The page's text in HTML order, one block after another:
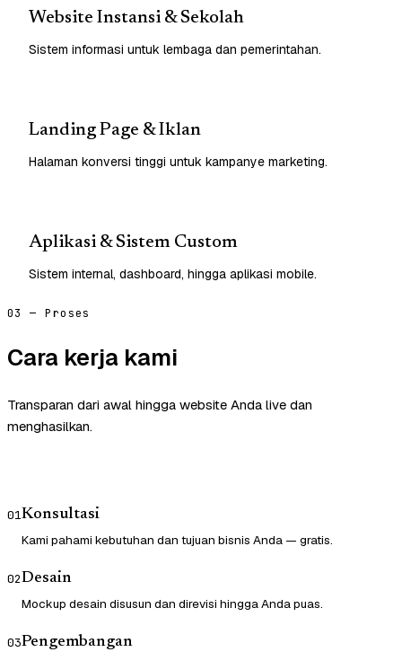
Website Instansi & Sekolah
Sistem informasi untuk lembaga dan pemerintahan.
Landing Page & Iklan
Halaman konversi tinggi untuk kampanye marketing.
Aplikasi & Sistem Custom
Sistem internal, dashboard, hingga aplikasi mobile.
03 — Proses
Cara kerja kami
Transparan dari awal hingga website Anda live dan
menghasilkan.
01Konsultasi
Kami pahami kebutuhan dan tujuan bisnis Anda — gratis.
02Desain
Mockup desain disusun dan direvisi hingga Anda puas.
03Pengembangan